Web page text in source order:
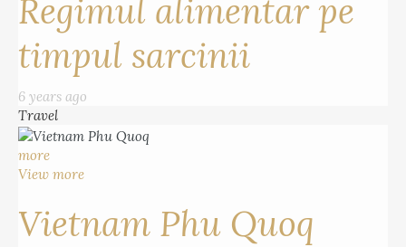
Regimul alimentar pe
timpul sarcinii
6 years ago
Travel
more
View more
Vietnam Phu Quoq